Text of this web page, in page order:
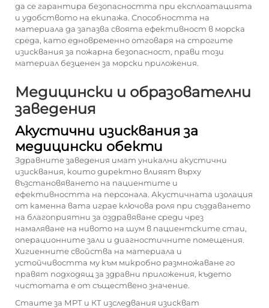
да се гарантира безопасността при експлоатацията
и удобството на екипажа. Способността на
материала да запазва своята ефективност в морска
среда, като едновременно отговаря на строгите
изисквания за пожарна безопасност, прави този
материал безценен за морски приложения.
Медицински и образователни
заведения
Акустични изисквания за
медицински обекти
Здравните заведения имат уникални акустични
изисквания, които директно влияят върху
възстановяването на пациентите и
ефективността на персонала. Акустичната изолация
от каменна вата играе ключова роля при създаването
на благоприятни за оздравяване среди чрез
намаляване на нивото на шум в пациентските стаи,
операционните зали и диагностичните помещения.
Хигиенните свойства на материала и
устойчивостта му към микробно размножаване го
правят подходящ за здравни приложения, където
чистотата е от съществено значение.
Стаите за МРТ и КТ изследвания изискват